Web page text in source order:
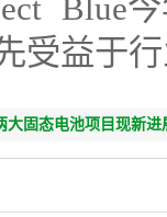
Blue
受益于
大固态电池项目现新进